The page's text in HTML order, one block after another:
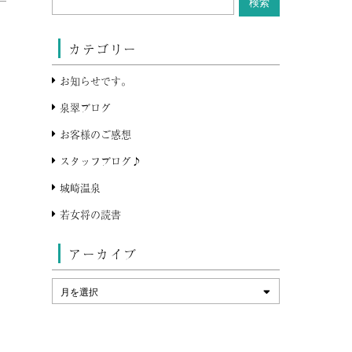
カテゴリー
お知らせです。
泉翠ブログ
お客様のご感想
スタッフブログ♪
城崎温泉
若女将の読書
アーカイブ